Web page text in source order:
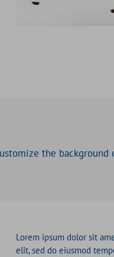
the background
Lorem ipsum dolor sit
elit, sed do eiusmod